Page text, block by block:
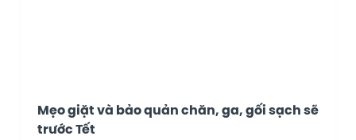
Mẹo giặt và bảo quản chăn, ga, gối sạch sẽ
trước Tết